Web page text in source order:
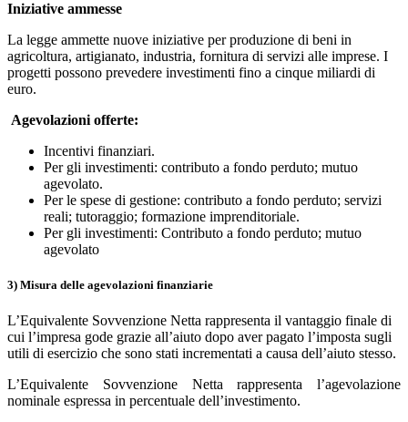
Iniziative ammesse
La legge ammette nuove iniziative per produzione di beni in
agricoltura, artigianato, industria, fornitura di servizi alle imprese. I
progetti possono prevedere investimenti fino a cinque miliardi di
euro.
Agevolazioni offerte:
Incentivi finanziari.
Per gli investimenti: contributo a fondo perduto; mutuo
agevolato.
Per le spese di gestione: contributo a fondo perduto; servizi
reali; tutoraggio; formazione imprenditoriale.
Per gli investimenti: Contributo a fondo perduto; mutuo
agevolato
3) Misura delle agevolazioni finanziarie
L’Equivalente Sovvenzione Netta rappresenta il vantaggio finale di
cui l’impresa gode grazie all’aiuto dopo aver pagato l’imposta sugli
utili di esercizio che sono stati incrementati a causa dell’aiuto stesso.
L’Equivalente Sovvenzione Netta rappresenta l’agevolazione
nominale espressa in percentuale dell’investimento.